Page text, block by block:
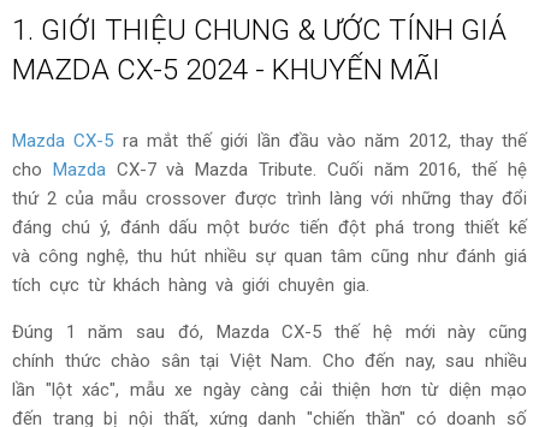
1. GIỚI THIỆU CHUNG & ƯỚC TÍNH GIÁ
MAZDA CX-5 2024 - KHUYẾN MÃI
Mazda CX-5 ra mắt thế giới lần đầu vào năm 2012, thay thế
cho MazdaCX-7 và Mazda Tribute. Cuối năm 2016, thế hệ
thứ 2 của mẫu crossover được trình làng với những thay đổi
đáng chú ý, đánh dấu một bước tiến đột phá trong thiết kế
và công nghệ, thu hút nhiều sự quan tâm cũng như đánh giá
tích cực từ khách hàng và giới chuyên gia.
Đúng 1 năm sau đó, Mazda CX-5 thế hệ mới này cũng
chính thức chào sân tại Việt Nam. Cho đến nay, sau nhiều
lần "lột xác", mẫu xe ngày càng cải thiện hơn từ diện mạo
đến trang bị nội thất, xứng danh "chiến thần" có doanh số